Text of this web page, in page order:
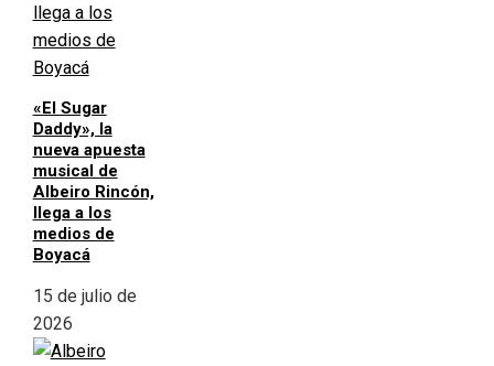
«El Sugar
Daddy», la
nueva apuesta
musical de
Albeiro Rincón,
llega a los
medios de
Boyacá
15 de julio de
2026